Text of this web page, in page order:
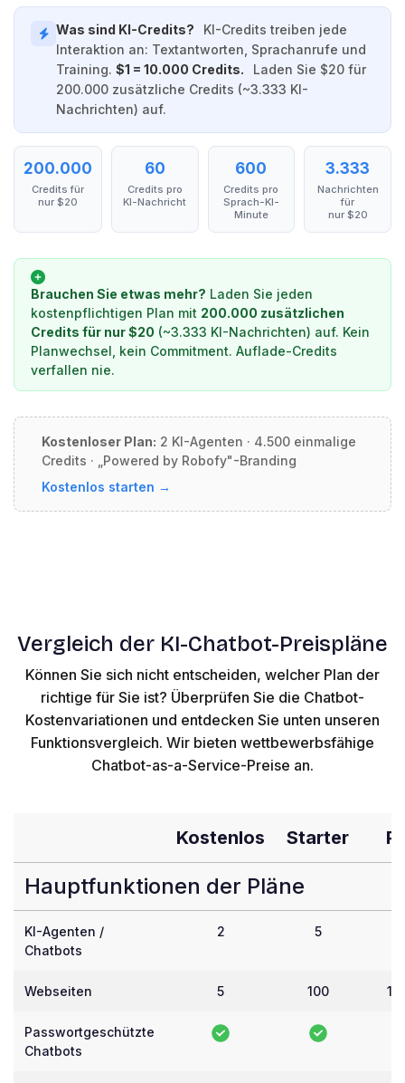
Was sind KI-Credits?
KI-Credits treiben jede
Interaktion an: Textantworten, Sprachanrufe und
Training. $1 = 10.000 Credits.
Laden Sie $20 für
200.000 zusätzliche Credits (~3.333 KI-
Nachrichten) auf.
200.000
Credits für
nur $20
60
Credits pro
KI-Nachricht
600
Credits pro
Sprach-KI-
Minute
3.333
Nachrichten
für
nur $20
Brauchen Sie etwas mehr? Laden Sie jeden
kostenpflichtigen Plan mit 200.000 zusätzlichen
Credits für nur $20 (~3.333 KI-Nachrichten) auf. Kein
Planwechsel, kein Commitment. Auflade-Credits
verfallen nie.
Kostenloser Plan: 2 KI-Agenten · 4.500 einmalige
Credits · „Powered by Robofy"-Branding
Kostenlos starten →
Vergleich der KI-Chatbot-Preispläne
Können Sie sich nicht entscheiden, welcher Plan der
richtige für Sie ist? Überprüfen Sie die Chatbot-
Kostenvariationen und entdecken Sie unten unseren
Funktionsvergleich. Wir bieten wettbewerbsfähige
Chatbot-as-a-Service-Preise an.
Kostenlos Starter
Hauptfunktionen der Pläne
KI-Agenten /
Chatbots
2 5
Webseiten 5 100
Passwortgeschützte
Chatbots